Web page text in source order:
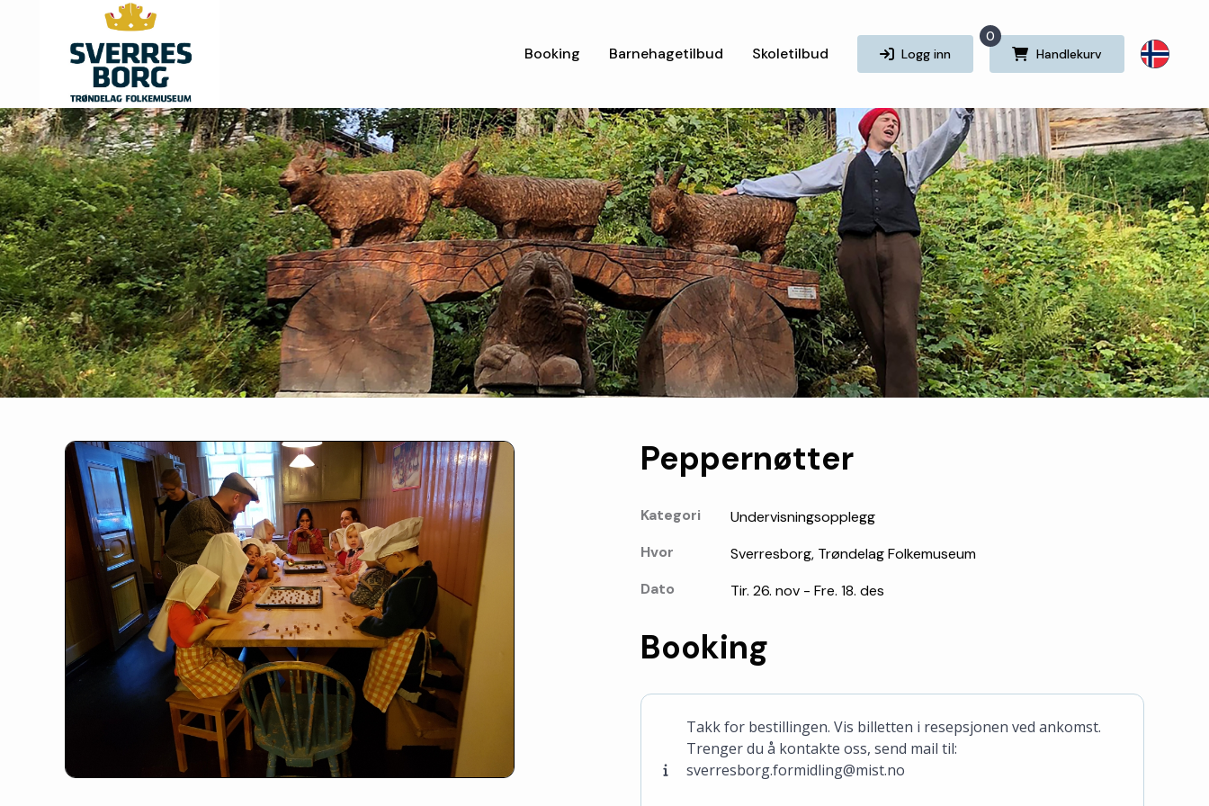
Booking Barnehagetilbud Skoletilbud Logg inn Handlekurv
0
Peppernøtter
Kategori
Undervisningsopplegg
Hvor
Sverresborg, Trøndelag Folkemuseum
Dato
Tir. 26. nov - Fre. 18. des
Booking
Takk for bestillingen. Vis billetten i resepsjonen ved ankomst.
Trenger du å kontakte oss, send mail til:
sverresborg.formidling@mist.no